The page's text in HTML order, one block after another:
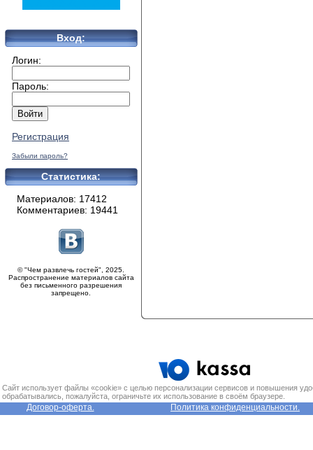
Вход:
Логин:
Пароль:
Регистрация
Забыли пароль?
Статистика:
Материалов: 17412
Комментариев: 19441
© "Чем развлечь гостей", 2025.
Распространение материалов сайта
без письменного разрешения
запрещено.
Сайт использует файлы «cookie» с целью персонализации сервисов и повышения
обрабатывались, пожалуйста, ограничьте их использование в своём браузере.
Договор-оферта. Политика конфиденциальности.